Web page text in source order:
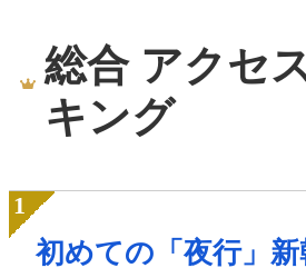
総合 アクセ
キング
初めての「夜行」新